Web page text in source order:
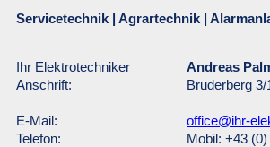
Servicetechnik | Agrartechnik |
Ihr Elektrotechniker
Andreas
Anschrift:
Bruderberg
E-Mail:
office@ihr-
Telefon:
Mobil: +43